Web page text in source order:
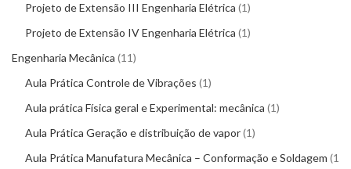
Projeto de Extensão III Engenharia Elétrica 1
Projeto de Extensão IV Engenharia Elétrica 1
Engenharia Mecânica 11
Aula Prática Controle de Vibrações 1
Aula prática Física geral e Experimental: mecânica 1
Aula Prática Geração e distribuição de vapor 1
Aula Prática Manufatura Mecânica – Conformação e Soldagem 1